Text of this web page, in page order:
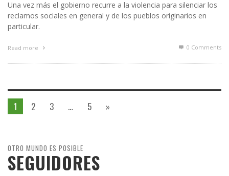
Una vez más el gobierno recurre a la violencia para silenciar los
reclamos sociales en general y de los pueblos originarios en
particular.
Read more 0 Comments
1 2 3 … 5 »
OTRO MUNDO ES POSIBLE
SEGUIDORES